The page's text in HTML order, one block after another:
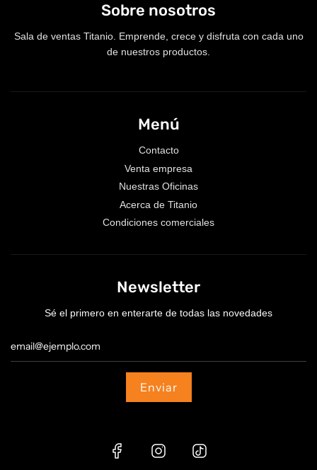
Sobre nosotros
Sala de ventas Titanio. Emprende, crece y disfruta con cada uno
de nuestros productos.
Menú
Contacto
Venta empresa
Nuestras Oficinas
Acerca de Titanio
Condiciones comerciales
Newsletter
Sé el primero en enterarte de todas las novedades